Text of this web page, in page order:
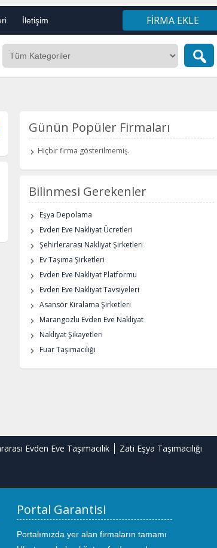
İletişim FIRMA EKLE
Günün Popüler Firmaları
Hiçbir firma gösterilmemiş.
Bilinmesi Gerekenler
Eşya Depolama
Evden Eve Nakliyat Ücretleri
Şehirlerarası Nakliyat Şirketleri
Ev Taşıma Şirketleri
Evden Eve Nakliyat Platformu
Evden Eve Nakliyat Tavsiyeleri
Asansör Kiralama Şirketleri
Marangozlu Evden Eve Nakliyat
Nakliyat Şikayetleri
Fuar Taşımacılığı
Evden Eve Taşımacılık Zati Eşya Taşımacılığı
Portal Garantisi
Portalımızda yer alan firmaların tamamı